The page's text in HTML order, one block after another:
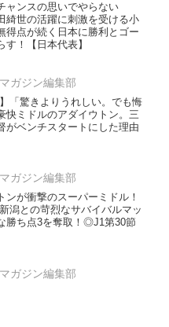
ャンスの思いでやらない
綺世の活躍に刺激を受ける小
得点が続く日本に勝利とゴー
す！【日本代表】
ガジン編集部
】「驚きよりうれしい。でも悔
快ミドルのアダイウトン。三
がベンチスタートにした理由
ガジン編集部
ンが衝撃のスーパーミドル！
潟との苛烈なサバイバルマッ
勝ち点3を奪取！◎J1第30節
ガジン編集部